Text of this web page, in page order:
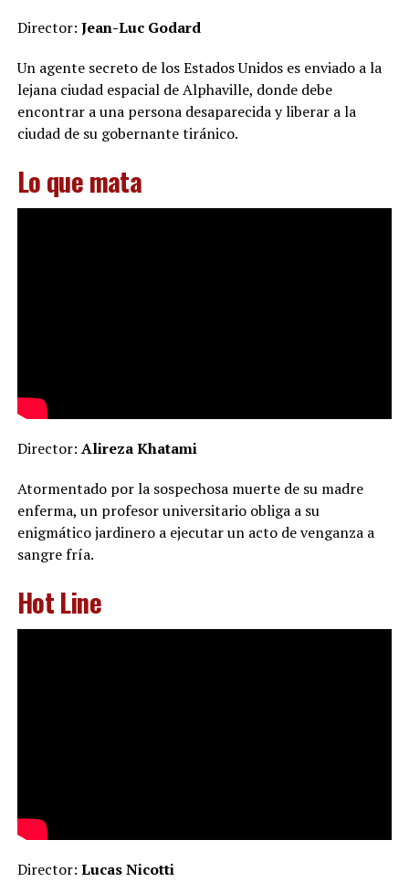
Director: Jean-Luc Godard
Un agente secreto de los Estados Unidos es enviado a la
lejana ciudad espacial de Alphaville, donde debe
encontrar a una persona desaparecida y liberar a la
ciudad de su gobernante tiránico.
Lo que mata
Director: Alireza Khatami
Atormentado por la sospechosa muerte de su madre
enferma, un profesor universitario obliga a su
enigmático jardinero a ejecutar un acto de venganza a
sangre fría.
Hot Line
Director: Lucas Nicotti